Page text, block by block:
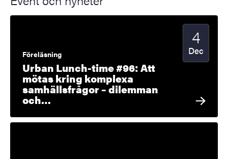
Föreläsning
Urban Lunch-time #96: Att
mötas kring komplexa
samhällsfrågor – dilemman
och…
4
Dec
2025